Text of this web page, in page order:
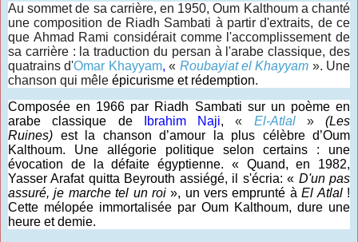
Au sommet de sa carrière, en 1950, Oum Kalthoum a chanté
une composition de Riadh Sambati à partir d'extraits, de ce
que Ahmad Rami considérait comme l'accomplissement de
sa carrière : la traduction du persan à l'arabe classique, des
quatrains d'Omar Khayyam, « Roubayiat el Khayyam ». Une
chanson qui mêle épicurisme et rédemption.
Composée en 1966 par Riadh Sambati sur un poème en
arabe classique de
Ibrahim Naji,« El-Atlal»(Les
Ruines) est la chanson d’amour la plus célèbre d’Oum
Kalthoum. Une allégorie politique selon certains : une
évocation de la défaite égyptienne. « Quand, en 1982,
Yasser Arafat quitta Beyrouth assiégé, il s'écria: « D'un pas
assuré, je marche tel un roi», un vers emprunté àEl Atlal!
Cette mélopée immortalisée par Oum Kalthoum, dure une
heure et demie.